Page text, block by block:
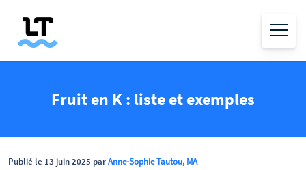
Fruit en K : liste et exemples
Publié le 13 juin 2025 parAnne-Sophie Tautou, MA